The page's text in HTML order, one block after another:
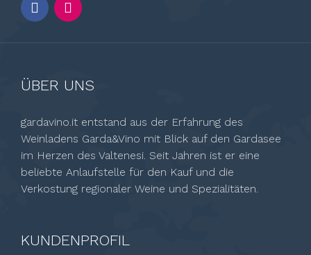
ÜBER UNS
gardavino.it entstand aus der Erfahrung des
Weinladens Garda&Vino mit Blick auf den Gardasee
im Herzen des Valtenesi. Seit Jahren ist er eine
beliebte Anlaufstelle für den Kauf und die
Verkostung regionaler Weine und Spezialitäten.
KUNDENPROFIL